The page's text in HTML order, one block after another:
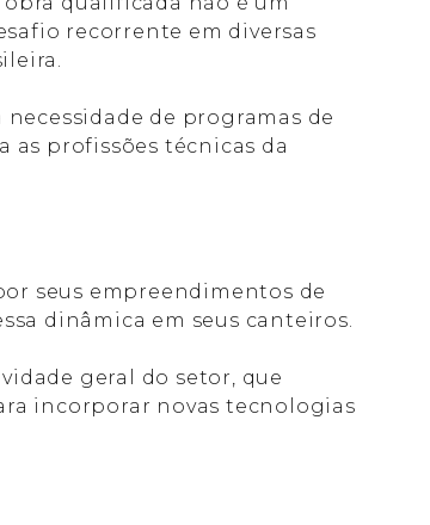
recorrente em diversas
de programas de
as profissões técnicas da
seus empreendimentos de
dinâmica em seus canteiros.
geral do setor, que
incorporar novas tecnologias